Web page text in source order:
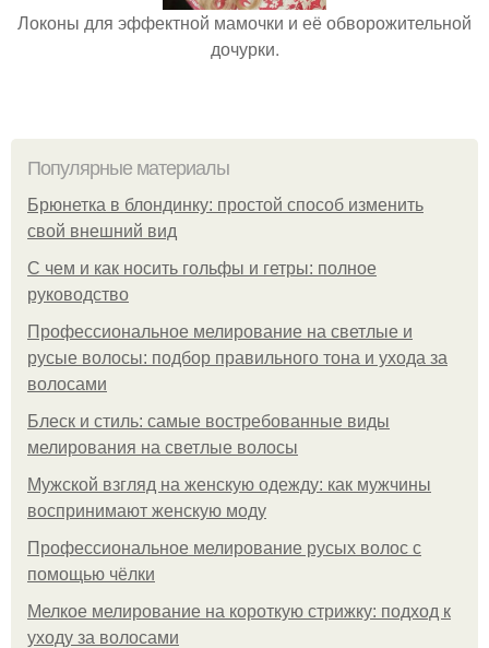
Локоны для эффектной мамочки и её обворожительной
дочурки.
Популярные материалы
Брюнетка в блондинку: простой способ изменить
свой внешний вид
С чем и как носить гольфы и гетры: полное
руководство
Профессиональное мелирование на светлые и
русые волосы: подбор правильного тона и ухода за
волосами
Блеск и стиль: самые востребованные виды
мелирования на светлые волосы
Мужской взгляд на женскую одежду: как мужчины
воспринимают женскую моду
Профессиональное мелирование русых волос с
помощью чёлки
Мелкое мелирование на короткую стрижку: подход к
уходу за волосами